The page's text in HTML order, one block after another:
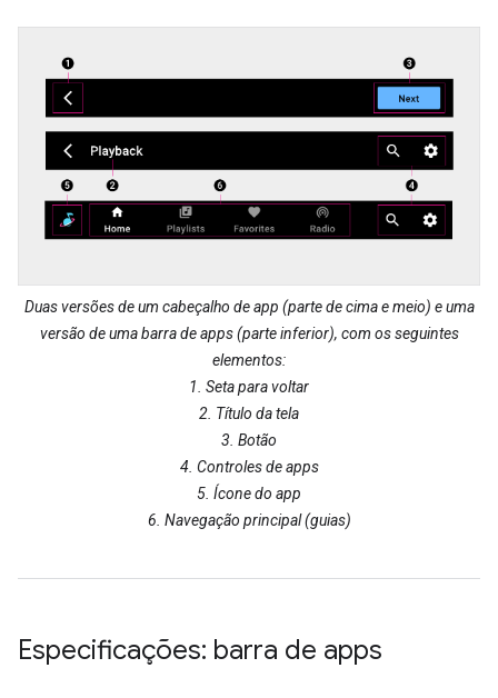
Duas versões de um cabeçalho de app (parte de cima e meio) e uma
versão de uma barra de apps (parte inferior), com os seguintes
elementos:
1. Seta para voltar
2. Título da tela
3. Botão
4. Controles de apps
5. Ícone do app
6. Navegação principal (guias)
Especificações: barra de apps